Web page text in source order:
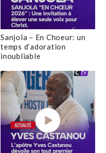
Sanjola – En Choeur: un
temps d’adoration
inoubliable